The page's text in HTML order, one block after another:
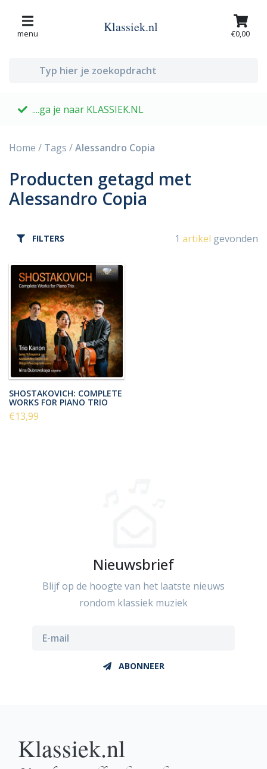
menu Klassiek.nl €0,00
....ga je naar KLASSIEK.NL
Home / Tags /Alessandro Copia
Producten getagd met
Alessandro Copia
FILTERS 1 artikel gevonden
SHOSTAKOVICH: COMPLETE
WORKS FOR PIANO TRIO
€13,99
Nieuwsbrief
Blijf op de hoogte van het laatste nieuws
rondom klassiek muziek
ABONNEER
Klassiek.nl